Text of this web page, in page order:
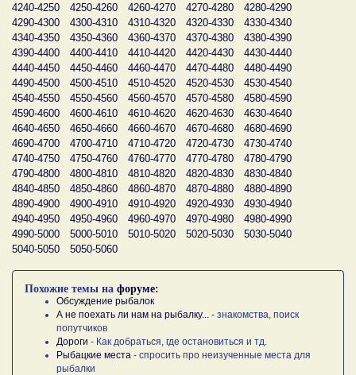
4240-4250
4250-4260 4260-4270 4270-4280
4280-4290
4290-4300
4300-4310 4310-4320 4320-4330
4330-4340
4340-4350
4350-4360 4360-4370 4370-4380
4380-4390
4390-4400
4400-4410 4410-4420 4420-4430
4430-4440
4440-4450
4450-4460 4460-4470 4470-4480
4480-4490
4490-4500
4500-4510 4510-4520 4520-4530
4530-4540
4540-4550
4550-4560 4560-4570 4570-4580
4580-4590
4590-4600
4600-4610 4610-4620 4620-4630
4630-4640
4640-4650
4650-4660 4660-4670 4670-4680
4680-4690
4690-4700
4700-4710 4710-4720 4720-4730
4730-4740
4740-4750
4750-4760 4760-4770 4770-4780
4780-4790
4790-4800
4800-4810 4810-4820 4820-4830
4830-4840
4840-4850
4850-4860 4860-4870 4870-4880
4880-4890
4890-4900
4900-4910 4910-4920 4920-4930
4930-4940
4940-4950
4950-4960 4960-4970 4970-4980
4980-4990
4990-5000
5000-5010 5010-5020 5020-5030
5030-5040
5040-5050
5050-5060
Похожие темы на форуме:
Обсуждение рыбалок
А не поехать ли нам на рыбалку...
- знакомства, поиск
попутчиков
Дороги - Как добраться, где остановиться и тд.
Рыбацкие места - спросить про неизученные места для
рыбалки